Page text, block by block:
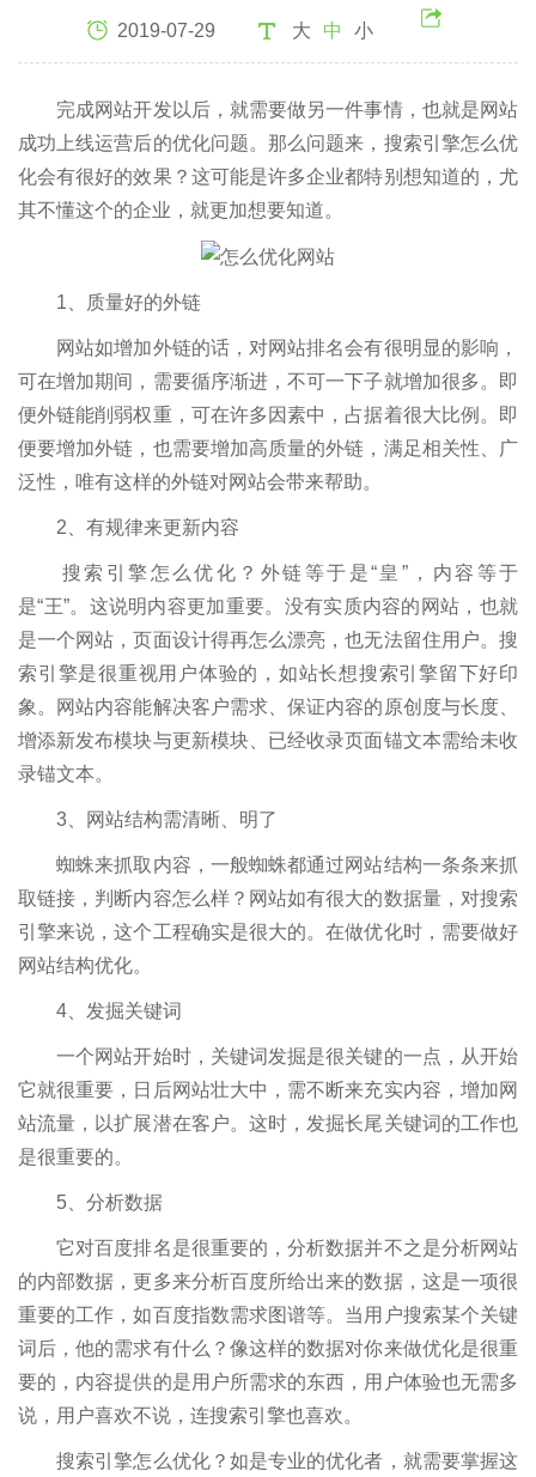
2019-07-29 大 中 小
完成网站开发以后，就需要做另一件事情，也就是网站
成功上线运营后的优化问题。那么问题来，搜索引擎怎么优
化会有很好的效果？这可能是许多企业都特别想知道的，尤
其不懂这个的企业，就更加想要知道。
1、质量好的外链
网站如增加外链的话，对网站排名会有很明显的影响，
可在增加期间，需要循序渐进，不可一下子就增加很多。即
便外链能削弱权重，可在许多因素中，占据着很大比例。即
便要增加外链，也需要增加高质量的外链，满足相关性、广
泛性，唯有这样的外链对网站会带来帮助。
2、有规律来更新内容
搜索引擎怎么优化？外链等于是“皇”，内容等于
是“王”。这说明内容更加重要。没有实质内容的网站，也就
是一个网站，页面设计得再怎么漂亮，也无法留住用户。搜
索引擎是很重视用户体验的，如站长想搜索引擎留下好印
象。网站内容能解决客户需求、保证内容的原创度与长度、
增添新发布模块与更新模块、已经收录页面锚文本需给未收
录锚文本。
3、网站结构需清晰、明了
蜘蛛来抓取内容，一般蜘蛛都通过网站结构一条条来抓
取链接，判断内容怎么样？网站如有很大的数据量，对搜索
引擎来说，这个工程确实是很大的。在做优化时，需要做好
网站结构优化。
4、发掘关键词
一个网站开始时，关键词发掘是很关键的一点，从开始
它就很重要，日后网站壮大中，需不断来充实内容，增加网
站流量，以扩展潜在客户。这时，发掘长尾关键词的工作也
是很重要的。
5、分析数据
它对百度排名是很重要的，分析数据并不之是分析网站
的内部数据，更多来分析百度所给出来的数据，这是一项很
重要的工作，如百度指数需求图谱等。当用户搜索某个关键
词后，他的需求有什么？像这样的数据对你来做优化是很重
要的，内容提供的是用户所需求的东西，用户体验也无需多
说，用户喜欢不说，连搜索引擎也喜欢。
搜索引擎怎么优化？如是专业的优化者，就需要掌握这